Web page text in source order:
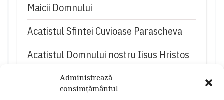
Administrează
consimțământul
Maicii Domnului
Acatistul Sfintei Cuvioase Parascheva
Acatistul Domnului nostru Iisus Hristos
Canon de rugăciune către Sfântul
Apostol Matia